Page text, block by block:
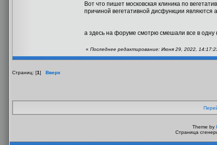
Вот что пишет московская клиника по
причиной вегетативной дисфункции являются
а здесь на форуме смотрю смешали все в одну
« Последнее редактирование: Июня 29, 2022,
Страниц: [1] Вверх
Theme by
Страница